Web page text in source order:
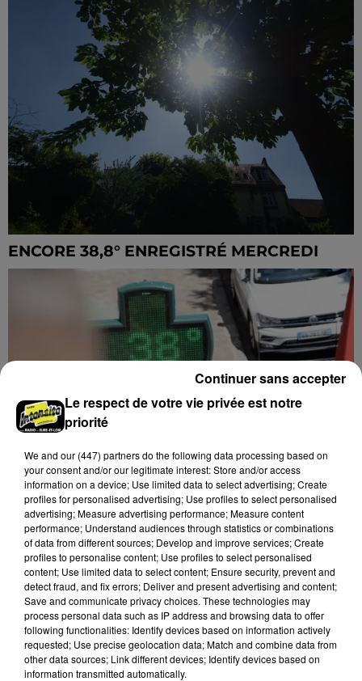
ENCORE 38,8° ENREGISTRÉ MERCREDI
CANICULE : VIGILANCE "ORANGE" ACTIVÉE
DÈS DEMAIN EN EURE-ET-LOIR !
DERNIERES INFOS Voir plus
Le respect de votre vie privée est notre
priorité
We and our (447) partnersdo the following data processing based on
your consent and/or our legitimate interest: Store and/or access
information on a device; Use limited data to select advertising; Create
profiles for personalised advertising; Use profiles to select personalised
advertising; Measure advertising performance; Measure content
performance; Understand audiences through statistics or combinations
of data from different sources; Develop and improve services; Create
profiles to personalise content; Use profiles to select personalised
content; Use limited data to select content; Ensure security, prevent and
detect fraud, and fix errors; Deliver and present advertising and content;
Save and communicate privacy choices. These technologies may
process personal data such as IP address and browsing data to offer
following functionalities: Identify devices based on information actively
requested; Use precise geolocation data; Match and combine data from
other data sources; Link different devices; Identify devices based on
information transmitted automatically.
Continuer sans accepter